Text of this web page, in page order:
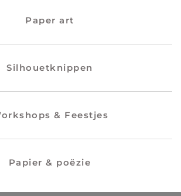
Paper art
Silhouetknippen
& Feestjes
Papier & poëzie